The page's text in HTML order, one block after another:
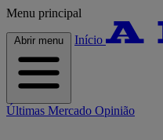
Menu principal
Abrir menu Início
Últimas Mercado Opinião